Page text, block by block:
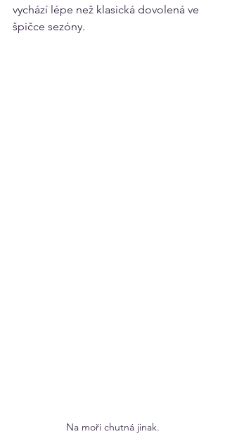
vychází lépe než klasická dovolená ve
špičce sezóny.
Na moři chutná jinak.